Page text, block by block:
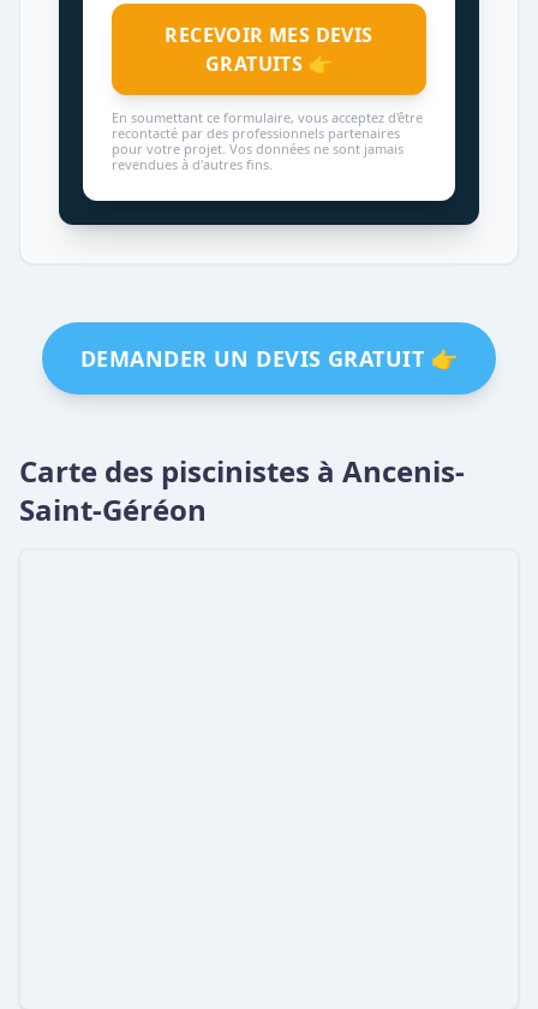
RECEVOIR MES DEVIS
GRATUITS 👉
En soumettant ce formulaire, vous acceptez d'être
recontacté par des professionnels partenaires
pour votre projet. Vos données ne sont jamais
revendues à d'autres fins.
DEMANDER UN DEVIS GRATUIT 👉
Carte des piscinistes à Ancenis-
Saint-Géréon